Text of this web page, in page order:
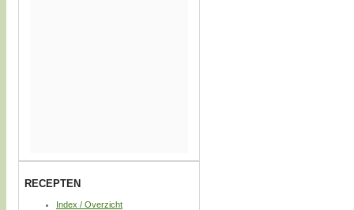
RECEPTEN
Index / Overzicht